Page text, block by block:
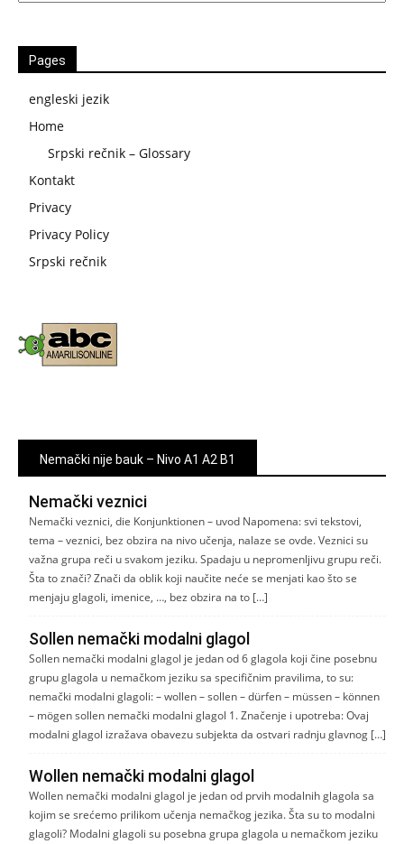
Pages
engleski jezik
Home
Srpski rečnik – Glossary
Kontakt
Privacy
Privacy Policy
Srpski rečnik
Nemački nije bauk – Nivo A1 A2 B1
Nemački veznici
Nemački veznici, die Konjunktionen – uvod Napomena: svi tekstovi,
tema – veznici, bez obzira na nivo učenja, nalaze se ovde. Veznici su
važna grupa reči u svakom jeziku. Spadaju u nepromenljivu grupu reči.
Šta to znači? Znači da oblik koji naučite neće se menjati kao što se
menjaju glagoli, imenice, …, bez obzira na to […]
Sollen nemački modalni glagol
Sollen nemački modalni glagol je jedan od 6 glagola koji čine posebnu
grupu glagola u nemačkom jeziku sa specifičnim pravilima, to su:
nemački modalni glagoli: – wollen – sollen – dürfen – müssen – können
– mögen sollen nemački modalni glagol 1. Značenje i upotreba: Ovaj
modalni glagol izražava obavezu subjekta da ostvari radnju glavnog […]
Wollen nemački modalni glagol
Wollen nemački modalni glagol je jedan od prvih modalnih glagola sa
kojim se srećemo prilikom učenja nemačkog jezika. Šta su to modalni
glagoli? Modalni glagoli su posebna grupa glagola u nemačkom jeziku